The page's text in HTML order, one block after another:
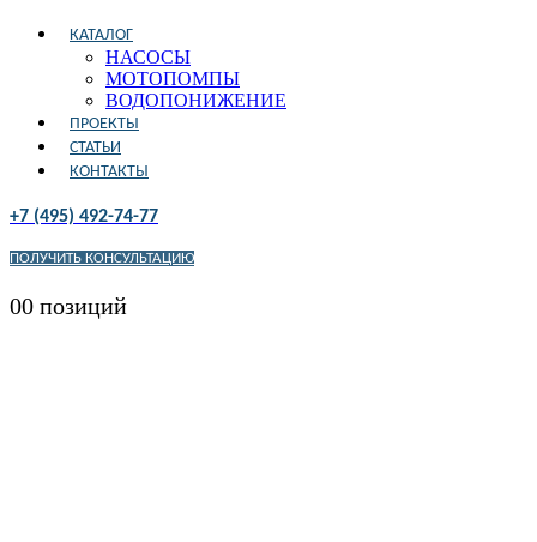
КАТАЛОГ
НАСОСЫ
МОТОПОМПЫ
ВОДОПОНИЖЕНИЕ
ПРОЕКТЫ
СТАТЬИ
КОНТАКТЫ
+7 (495) 492-74-77
ПОЛУЧИТЬ КОНСУЛЬТАЦИЮ
00 позиций